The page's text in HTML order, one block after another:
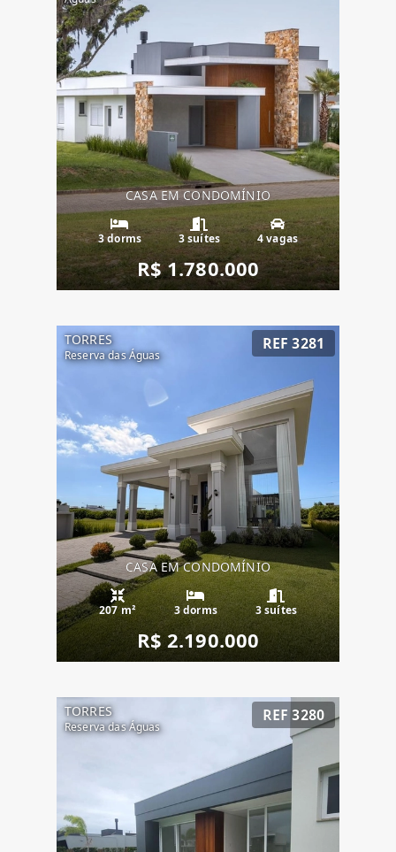
CASA EM CONDOMÍNIO
3 dorms 3 suítes 4 vagas
R$ 1.780.000
TORRES
Reserva das Águas
REF 3281
CASA EM CONDOMÍNIO
207 m² 3 dorms 3 suítes
R$ 2.190.000
TORRES
Reserva das Águas
REF 3280